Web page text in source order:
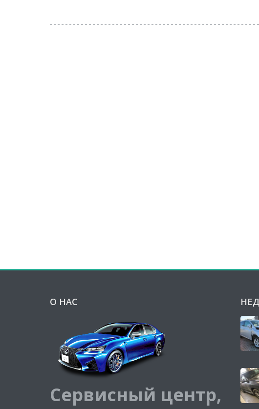
О НАС
Сервисный центр,